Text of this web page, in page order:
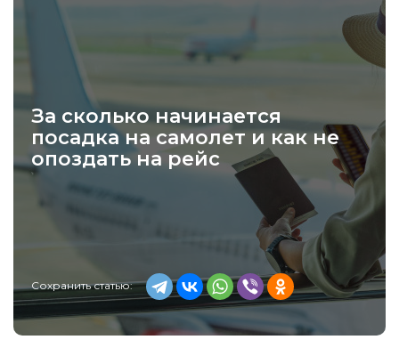
За сколько начинается
посадка на самолет и как не
опоздать на рейс
Сохранить статью: